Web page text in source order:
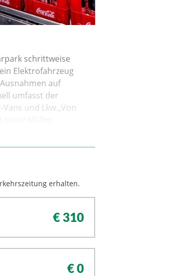
schrittweise
Elektrofahrzeug
auf
umfasst der
und Lkw.„Von
erhalten.
€ 310
€ 0